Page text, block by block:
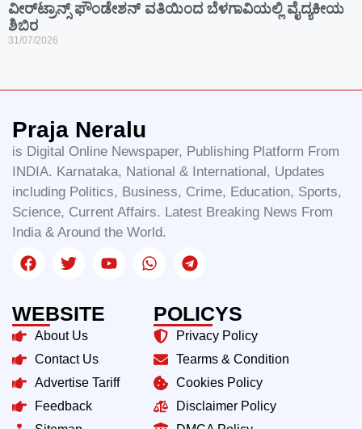
ವೀರ್‌ಟ್ರಾನ್ಸ್ ಫೌಂಡೇಶನ್ ವತಿಯಿಂದ ಬೆಳಗಾವಿಯಲ್ಲಿ ವೈದ್ಯಕೀಯ
ಶಿಬಿರ
31/07/2026
Praja Neralu
is Digital Online Newspaper, Publishing Platform From
INDIA. Karnataka, National & International, Updates
including Politics, Business, Crime, Education, Sports,
Science, Current Affairs. Latest Breaking News From
India & Around the World.
WEBSITE
About Us
Contact Us
Advertise Tariff
Feedback
POLICYS
Privacy Policy
Tearms & Condition
Cookies Policy
Disclaimer Policy